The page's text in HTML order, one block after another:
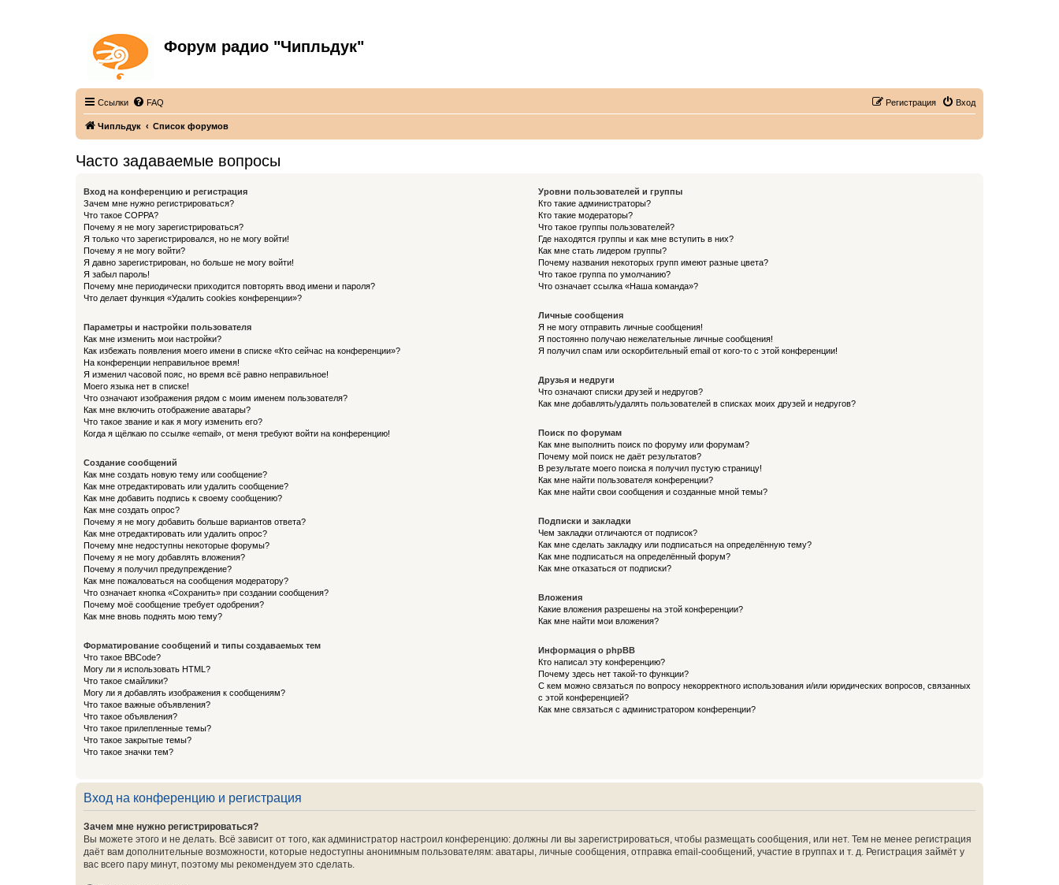
Форум радио "Чипльдук"
Ссылки FAQ Вход
Регистрация
Чипльдук Список форумов
Часто задаваемые вопросы
Вход на конференцию и регистрация
Зачем мне нужно регистрироваться?
Что такое COPPA?
Почему я не могу зарегистрироваться?
Я только что зарегистрировался, но не могу войти!
Почему я не могу войти?
Я давно зарегистрирован, но больше не могу войти!
Я забыл пароль!
Почему мне периодически приходится повторять ввод имени и пароля?
Что делает функция «Удалить cookies конференции»?
Параметры и настройки пользователя
Как мне изменить мои настройки?
Как избежать появления моего имени в списке «Кто сейчас на конференции»?
На конференции неправильное время!
Я изменил часовой пояс, но время всё равно неправильное!
Моего языка нет в списке!
Что означают изображения рядом с моим именем пользователя?
Как мне включить отображение аватары?
Что такое звание и как я могу изменить его?
Когда я щёлкаю по ссылке «email», от меня требуют войти на конференцию!
Создание сообщений
Как мне создать новую тему или сообщение?
Как мне отредактировать или удалить сообщение?
Как мне добавить подпись к своему сообщению?
Как мне создать опрос?
Почему я не могу добавить больше вариантов ответа?
Как мне отредактировать или удалить опрос?
Почему мне недоступны некоторые форумы?
Почему я не могу добавлять вложения?
Почему я получил предупреждение?
Как мне пожаловаться на сообщения модератору?
Что означает кнопка «Сохранить» при создании сообщения?
Почему моё сообщение требует одобрения?
Как мне вновь поднять мою тему?
Форматирование сообщений и типы создаваемых тем
Что такое BBCode?
Могу ли я использовать HTML?
Что такое смайлики?
Могу ли я добавлять изображения к сообщениям?
Что такое важные объявления?
Что такое объявления?
Что такое прилепленные темы?
Что такое закрытые темы?
Что такое значки тем?
Уровни пользователей и группы
Кто такие администраторы?
Кто такие модераторы?
Что такое группы пользователей?
Где находятся группы и как мне вступить в них?
Как мне стать лидером группы?
Почему названия некоторых групп имеют разные цвета?
Что такое группа по умолчанию?
Что означает ссылка «Наша команда»?
Личные сообщения
Я не могу отправить личные сообщения!
Я постоянно получаю нежелательные личные сообщения!
Я получил спам или оскорбительный email от кого-то с этой конференции!
Друзья и недруги
Что означают списки друзей и недругов?
Как мне добавлять/удалять пользователей в списках моих друзей и недругов?
Поиск по форумам
Как мне выполнить поиск по форуму или форумам?
Почему мой поиск не даёт результатов?
В результате моего поиска я получил пустую страницу!
Как мне найти пользователя конференции?
Как мне найти свои сообщения и созданные мной темы?
Подписки и закладки
Чем закладки отличаются от подписок?
Как мне сделать закладку или подписаться на определённую тему?
Как мне подписаться на определённый форум?
Как мне отказаться от подписки?
Вложения
Какие вложения разрешены на этой конференции?
Как мне найти мои вложения?
Информация о phpBB
Кто написал эту конференцию?
Почему здесь нет такой-то функции?
С кем можно связаться по вопросу некорректного использования и/или юридических вопросов, связанных
с этой конференцией?
Как мне связаться с администратором конференции?
Вход на конференцию и регистрация
Зачем мне нужно регистрироваться?
Вы можете этого и не делать. Всё зависит от того, как администратор настроил конференцию: должны ли вы зарегистрироваться, чтобы размещать сообщения, или нет. Тем не менее регистрация
даёт вам дополнительные возможности, которые недоступны анонимным пользователям: аватары, личные сообщения, отправка email-сообщений, участие в группах и т. д. Регистрация займёт у
вас всего пару минут, поэтому мы рекомендуем это сделать.